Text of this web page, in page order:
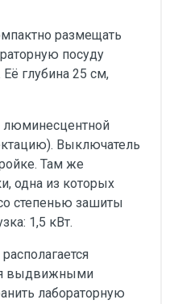
размещать
посуду
глубина 25 см,
люминесцентной
Выключатель
Там же
одна из которых
степенью зашиты
1,5 кВт.
выдвижными
лабораторную